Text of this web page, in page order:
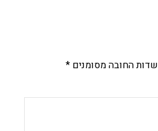
שדות החובה מסומנים *